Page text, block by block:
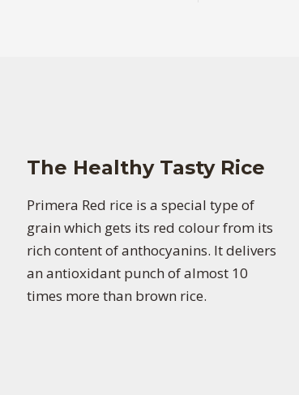
The Healthy Tasty Rice
Primera Red rice is a special type of
grain which gets its red colour from its
rich content of anthocyanins. It delivers
an antioxidant punch of almost 10
times more than brown rice.